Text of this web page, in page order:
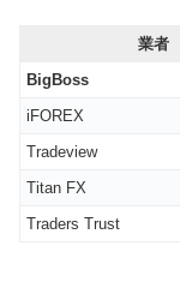
業者
BigBoss
iFOREX
Tradeview
Titan FX
Traders Trust